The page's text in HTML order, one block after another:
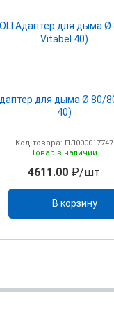
40)
Код товара: ПЛ000017747
Товар в наличии
4611.00 ₽/шт
В корзину